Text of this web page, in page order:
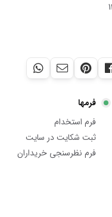
فرمها
فرم استخدام
ثبت شکایت در سایت
فرم نظرسنجی خریداران